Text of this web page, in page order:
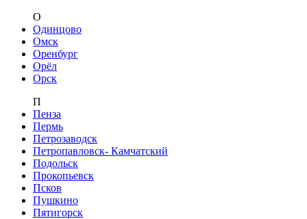
О
Одинцово
Омск
Оренбург
Орёл
Орск
П
Пенза
Пермь
Петрозаводск
Петропавловск- Камчатский
Подольск
Прокопьевск
Псков
Пушкино
Пятигорск